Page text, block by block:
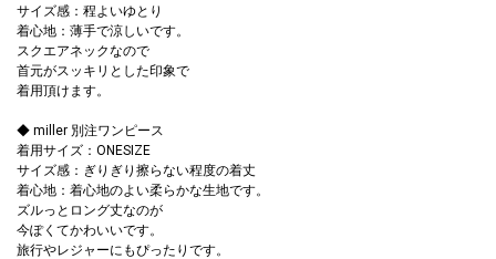
サイズ感：程よいゆとり
着心地：薄手で涼しいです。
スクエアネックなので
首元がスッキリとした印象で
着用頂けます。
◆ miller 別注ワンピース
着用サイズ：ONESIZE
サイズ感：ぎりぎり擦らない程度の着丈
着心地：着心地のよい柔らかな生地です。
ズルっとロング丈なのが
今ぽくてかわいいです。
旅行やレジャーにもぴったりです。